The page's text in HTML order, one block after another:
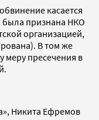
касается
была признана НКО
организацией,
В том же
меру пресечения в
Никита Ефремов